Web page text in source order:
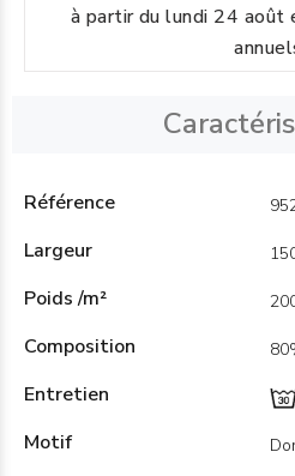
à partir du lundi 24 août
Référence
Largeur
Poids /m²
Composition
Entretien
Motif